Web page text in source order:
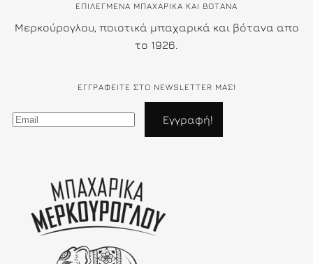
ΕΠΙΛΕΓΜΕΝΑ ΜΠΑΧΑΡΙΚΑ ΚΑΙ ΒΟΤΑΝΑ
Μερκούρογλου, ποιοτικά μπαχαρικά και βότανα απο
το 1926.
ΕΓΓΡΑΦΕΊΤΕ ΣΤΟ NEWSLETTER ΜΑΣ!